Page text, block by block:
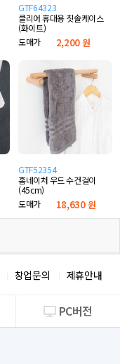
GTF64323
클리어 휴대용 칫솔케이스
(화이트)
도매가
2,200 원
GTF52354
홈네이처 우드 수건걸이
(45cm)
도매가
18,630 원
창업문의 제휴안내
PC버전